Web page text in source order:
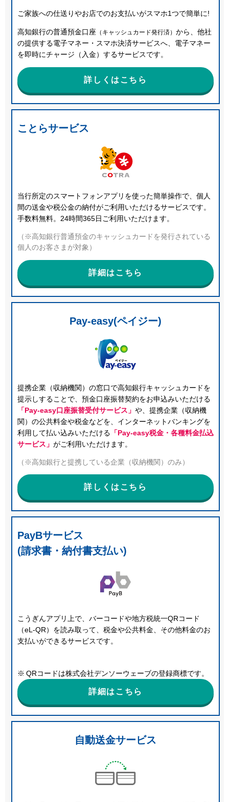
ご家族への仕送りやお店でのお支払いがスマホ1つで簡単に!
高知銀行の普通預金口座 （キャッシュカード発行済）から、他社
の提供する電子マネー・スマホ決済サービスへ、電子マネー
を即時にチャージ（入金）するサービスです。
詳しくはこちら
ことらサービス
当行所定のスマートフォンアプリを使った簡単操作で、個人
間の送金や税公金の納付がご利用いただけるサービスです。
手数料無料。24時間365日ご利用いただけます。
（※高知銀行普通預金のキャッシュカードを発行されている
個人のお客さまが対象）
詳細はこちら
Pay-easy(ペイジー)
提携企業（収納機関）の窓口で高知銀行キャッシュカードを
提示しすることで、預金口座振替契約をお申込みいただける
「Pay-easy口座振替受付サービス」や、提携企業（収納機
関）の公共料金や税金などを、インターネットバンキングを
利用して払い込みいただける 「Pay-easy税金・各種料金払込
サービス」がご利用いただけます。
（※高知銀行と提携している企業（収納機関）のみ）
詳しくはこちら
PayBサービス
(請求書・納付書支払い)
こうぎんアプリ上で、バーコードや地方税統一QRコード
（eL-QR）を読み取って、税金や公共料金、その他料金のお
支払いができるサービスです。
QRコードは株式会社デンソーウェーブの登録商標です。
詳細はこちら
自動送金サービス